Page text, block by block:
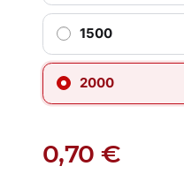
1500
2000
0,70 €